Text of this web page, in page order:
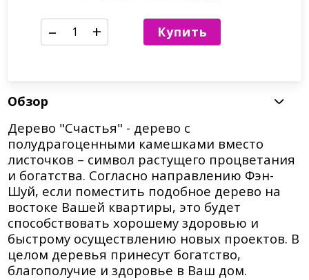
– + Купить
Обзор
Дерево "Счастья" - дерево с
полудрагоценными камешками вместо
листочков – символ растущего процветания
и богатства. Согласно направлению Фэн-
Шуй, если поместить подобное дерево на
востоке Вашей квартиры, это будет
способствовать хорошему здоровью и
быстрому осуществлению новых проектов. В
целом деревья принесут богатство,
благополучие и здоровье в Ваш дом.